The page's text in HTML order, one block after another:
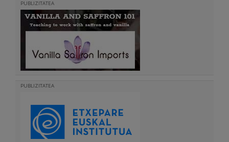
PUBLIZITATEA
PUBLIZITATEA